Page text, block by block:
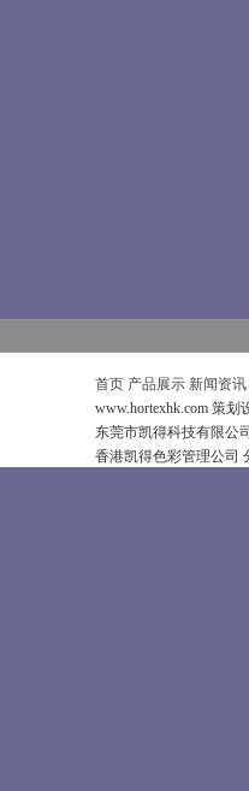
首页 产品展示 新闻资讯
www.hortexhk.com 策划
东莞市凯得科技有限公
香港凯得色彩管理公司